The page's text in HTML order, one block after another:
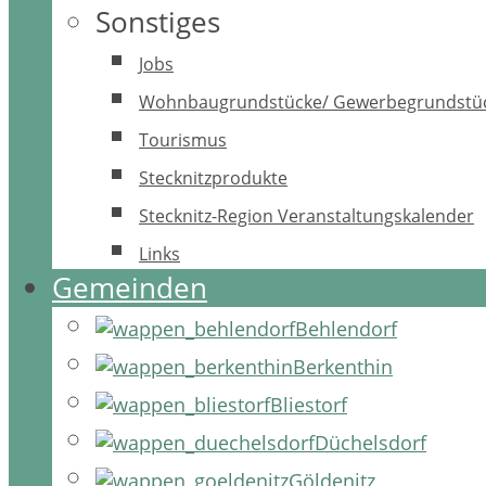
Sonstiges
Jobs
Wohnbaugrundstücke/
Tourismus
Stecknitzprodukte
Stecknitz-Region Veranstaltungskalender
Links
Gemeinden
Behlendorf
Berkenthin
Bliestorf
Düchelsdorf
Göldenitz